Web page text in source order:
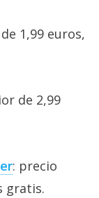
1,99 euros,
de 2,99
: precio
gratis.